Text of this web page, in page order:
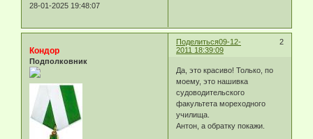
28-01-2025 19:48:07
Поделиться 2
09-12-
2011 18:39:09
Кондор
Подполковник
Да, это красиво! Только, по
моему, это нашивка
судоводительского
факультета мореходного
училища.
Антон, а обратку покажи.